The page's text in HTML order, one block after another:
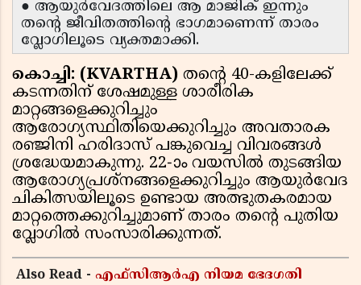
● ആയുർവേദത്തിലെ ആ മാജിക് ഇന്നും
തൻ്റെ ജീവിതത്തിൻ്റെ ഭാഗമാണെന്ന് താരം
വ്ലോഗിലൂടെ വ്യക്തമാക്കി.
കൊച്ചി: (KVARTHA) തൻ്റെ 40-കളിലേക്ക്
കടന്നതിന് ശേഷമുള്ള ശാരീരിക
മാറ്റങ്ങളെക്കുറിച്ചും
ആരോഗ്യസ്ഥിതിയെക്കുറിച്ചും അവതാരക
രഞ്ജിനി ഹരിദാസ് പങ്കുവെച്ച വിവരങ്ങൾ
ശ്രദ്ധേയമാകുന്നു. 22-ാം വയസിൽ തുടങ്ങിയ
ആരോഗ്യപ്രശ്നങ്ങളെക്കുറിച്ചും ആയുർവേദ
ചികിത്സയിലൂടെ ഉണ്ടായ അത്ഭുതകരമായ
മാറ്റത്തെക്കുറിച്ചുമാണ് താരം തൻ്റെ പുതിയ
വ്ലോഗിൽ സംസാരിക്കുന്നത്.
Also Read - എഫ്സിആർഎ നിയമ ഭേദഗതി